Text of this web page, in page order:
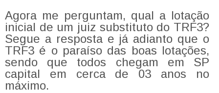
Agora me perguntam, qual a lotação
inicial de um juiz substituto do TRF3?
Segue a resposta e já adianto que o
TRF3 é o paraíso das boas lotações,
sendo que todos chegam em SP
capital em cerca de 03 anos no
máximo.